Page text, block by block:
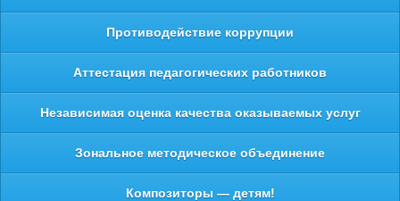
Противодействие коррупции
Аттестация педагогических работников
Независимая оценка качества оказываемых услуг
Зональное методическое объединение
Композиторы — детям!